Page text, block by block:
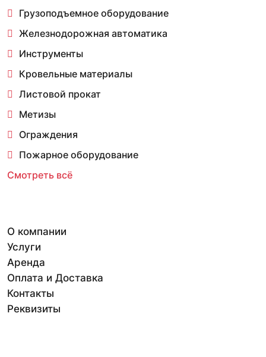
Грузоподъемное оборудование
Железнодорожная автоматика
Инструменты
Кровельные материалы
Листовой прокат
Метизы
Ограждения
Пожарное оборудование
Смотреть всё
О компании
Услуги
Аренда
Оплата и Доставка
Контакты
Реквизиты